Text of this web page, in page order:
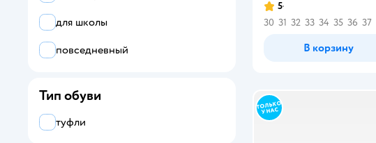
5
30 31 32 33 34 35 36 37
В корзину
для школы
повседневный
Тип обуви
туфли